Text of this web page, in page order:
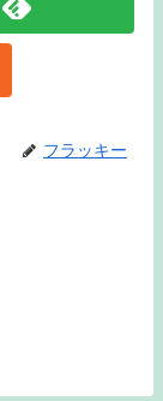
フラッキー